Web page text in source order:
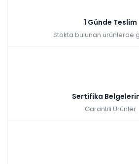
1 Günde Teslim
Stokta bulunan ürünlerde
Sertifika
Garantili Ürünler